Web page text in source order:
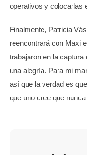
operativos y colocarlas
Finalmente, Patricia
reencontrará con Maxi
trabajaron en la captura
una alegría. Para mi
así que la verdad es
que uno cree que